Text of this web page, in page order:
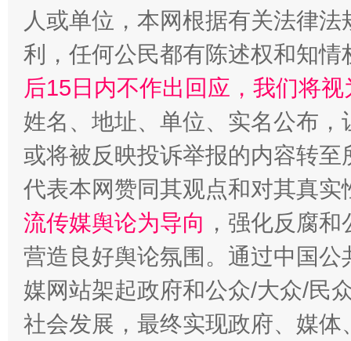
东山县通报“牛蛙产品抗生素超标问题” 法
千年窑火 生生不息
人或单位，本网根据有关法律
利，任何公民都有陈述权和知情
后15日内不作出回应，我们将
姓名、地址、单位、实名公布
或将被反映投诉举报的内容转
代表本网赞同其观点和对其真实
流传媒舆论为导向 ，强化反腐
营造良好舆论氛围。通过中国
媒网站架起政府和公众/大众/民
社会发展，最终实现政府、媒